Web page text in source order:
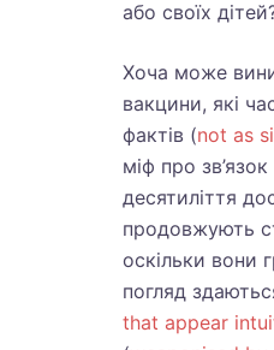
або своїх
Хоча може
вакцини, які
фактів (not as
міф про
десятиліття
продовжують
оскільки вони
погляд
that appear